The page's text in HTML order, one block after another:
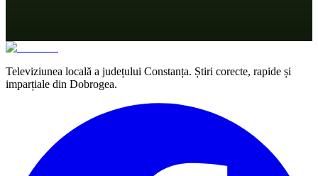
Televiziunea locală a județului Constanța. Știri corecte, rapide și
imparțiale din Dobrogea.